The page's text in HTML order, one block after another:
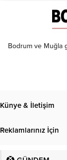
Bodrum ve Muğla
Künye & İletişim
Reklamlarınız İçin